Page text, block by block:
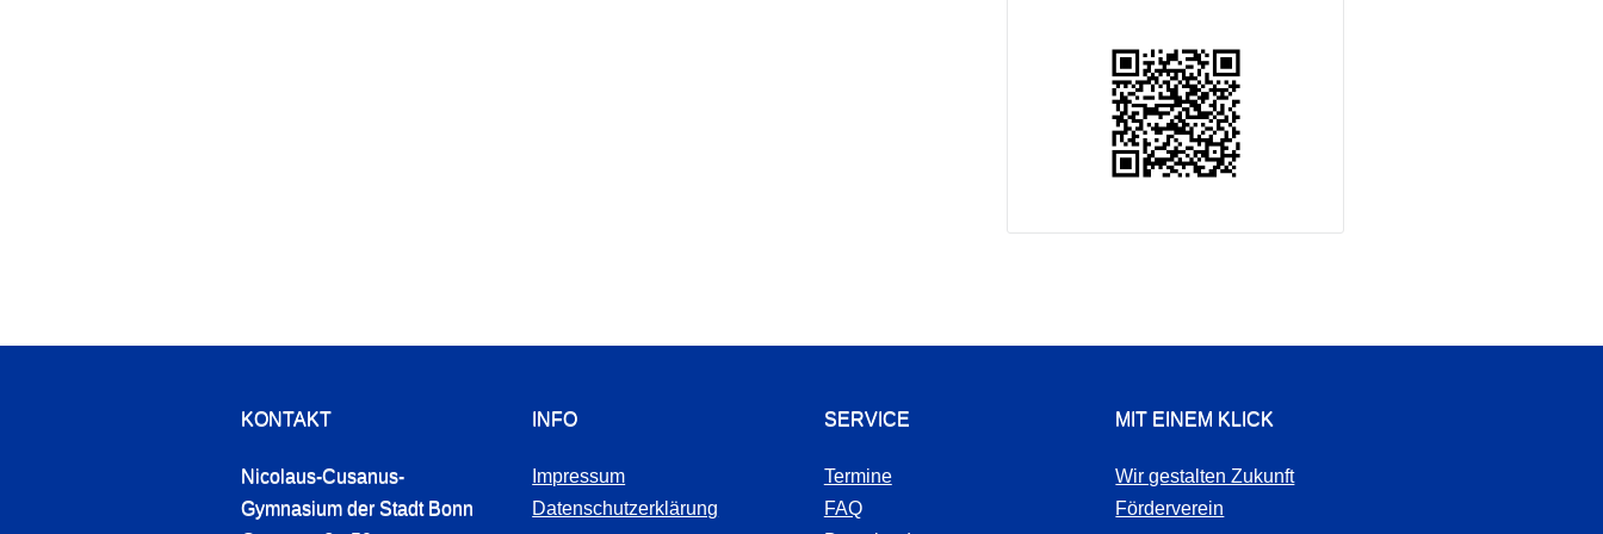
KONTAKT
Nicolaus-Cusanus-
Gymnasium der Stadt Bonn
INFO
Impressum
Datenschutzerklärung
SERVICE
Termine
FAQ
MIT EINEM KLICK
Wir gestalten Zukunft
Förderverein